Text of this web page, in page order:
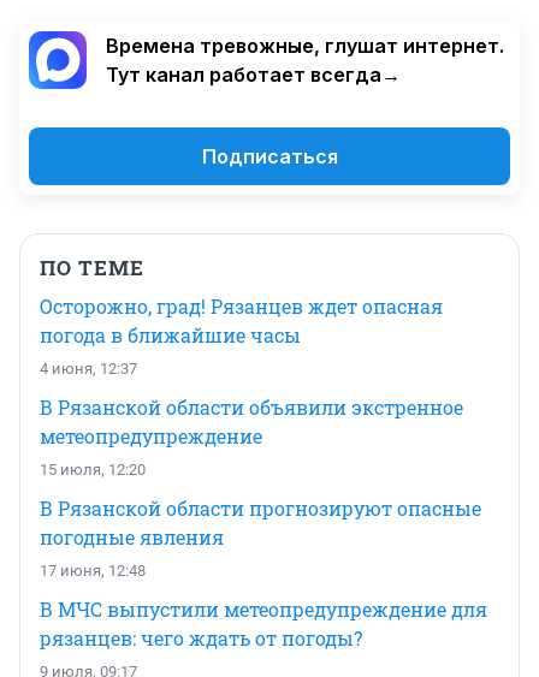
Времена тревожные, глушат интернет.
Тут канал работает всегда→
Подписаться
ПО ТЕМЕ
Осторожно, град! Рязанцев ждет опасная
погода в ближайшие часы
4 июня, 12:37
В Рязанской области объявили экстренное
метеопредупреждение
15 июля, 12:20
В Рязанской области прогнозируют опасные
погодные явления
17 июня, 12:48
В МЧС выпустили метеопредупреждение для
рязанцев: чего ждать от погоды?
9 июля, 09:17